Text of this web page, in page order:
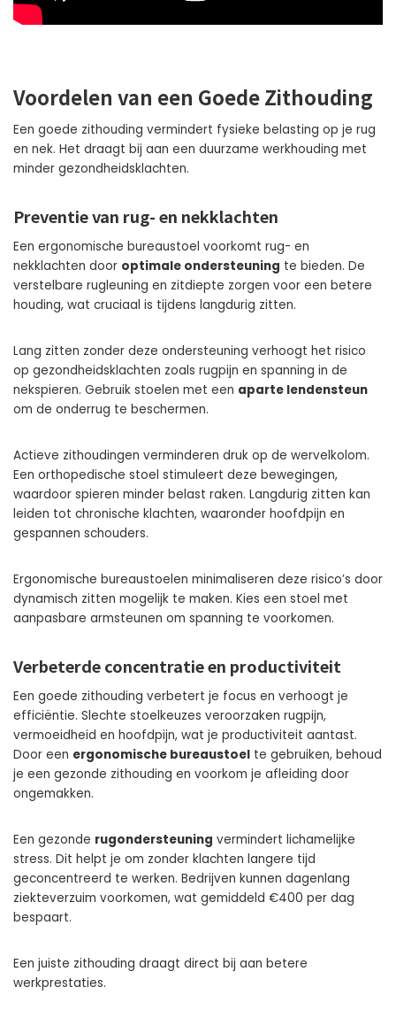
Voordelen van een Goede Zithouding
Een goede zithouding vermindert fysieke belasting op je rug
en nek. Het draagt bij aan een duurzame werkhouding met
minder gezondheidsklachten.
Preventie van rug- en nekklachten
Een ergonomische bureaustoel voorkomt rug- en
nekklachten door optimale ondersteuning te bieden. De
verstelbare rugleuning en zitdiepte zorgen voor een betere
houding, wat cruciaal is tijdens langdurig zitten.
Lang zitten zonder deze ondersteuning verhoogt het risico
op gezondheidsklachten zoals rugpijn en spanning in de
nekspieren. Gebruik stoelen met een aparte lendensteun
om de onderrug te beschermen.
Actieve zithoudingen verminderen druk op de wervelkolom.
Een orthopedische stoel stimuleert deze bewegingen,
waardoor spieren minder belast raken. Langdurig zitten kan
leiden tot chronische klachten, waaronder hoofdpijn en
gespannen schouders.
Ergonomische bureaustoelen minimaliseren deze risico’s door
dynamisch zitten mogelijk te maken. Kies een stoel met
aanpasbare armsteunen om spanning te voorkomen.
Verbeterde concentratie en productiviteit
Een goede zithouding verbetert je focus en verhoogt je
efficiëntie. Slechte stoelkeuzes veroorzaken rugpijn,
vermoeidheid en hoofdpijn, wat je productiviteit aantast.
Door een ergonomische bureaustoel te gebruiken, behoud
je een gezonde zithouding en voorkom je afleiding door
ongemakken.
Een gezonde rugondersteuning vermindert lichamelijke
stress. Dit helpt je om zonder klachten langere tijd
geconcentreerd te werken. Bedrijven kunnen dagenlang
ziekteverzuim voorkomen, wat gemiddeld €400 per dag
bespaart.
Een juiste zithouding draagt direct bij aan betere
werkprestaties.